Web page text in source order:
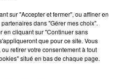
DE REIMS FERME
sur "Accepter et fermer", ou affiner en
dans "Gérer mes choix".
en cliquant sur "Continuer sans
que pour ce site. Vous
retirer votre consentement à tout
situé en bas de chaque page.